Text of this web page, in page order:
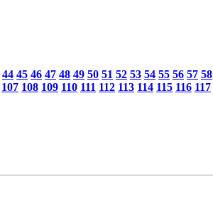
44 45 46 47 48 49 50 51 52 53 54 55 56 57 58
107 108 109 110 111 112 113 114 115 116 117